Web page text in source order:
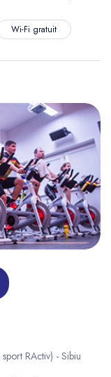
Wi-Fi gratuit
RActiv) - Sibiu